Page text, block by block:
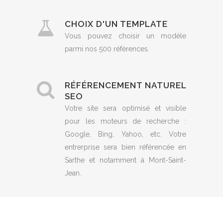
CHOIX D'UN TEMPLATE
Vous pouvez choisir un modèle
parmi nos 500 références.
RÉFÉRENCEMENT NATUREL
SEO
Votre site sera optimisé et visible
pour les moteurs de recherche :
Google, Bing, Yahoo, etc. Votre
entrerprise sera bien référencée en
Sarthe et notamment à Mont-Saint-
Jean.